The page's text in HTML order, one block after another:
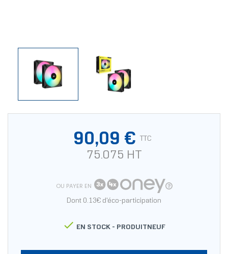
90,09 € TTC
75.075 HT
OU PAYER EN
Dont 0.13€ d'éco-participation
 EN STOCK - PRODUITNEUF